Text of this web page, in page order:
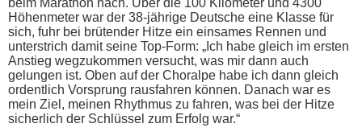
beim Marathon nach. Über die 100 Kilometer und 4300
Höhenmeter war der 38-jährige Deutsche eine Klasse für
sich, fuhr bei brütender Hitze ein einsames Rennen und
unterstrich damit seine Top-Form: „Ich habe gleich im ersten
Anstieg wegzukommen versucht, was mir dann auch
gelungen ist. Oben auf der Choralpe habe ich dann gleich
ordentlich Vorsprung rausfahren können. Danach war es
mein Ziel, meinen Rhythmus zu fahren, was bei der Hitze
sicherlich der Schlüssel zum Erfolg war.“